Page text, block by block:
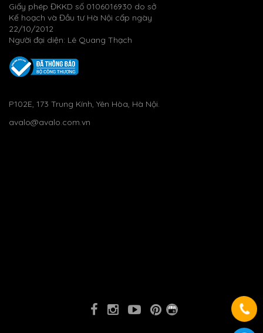
Giấy phép ĐKKD số 0106016930 do sở
Kế hoạch và Đầu tư Hà Nội cấp ngày
22/10/2012
Người đại diện: Lê Quang Thạch
P102E, 173 Trung Kính, Yên Hòa, Hà Nội.
avalo@avalo.com.vn